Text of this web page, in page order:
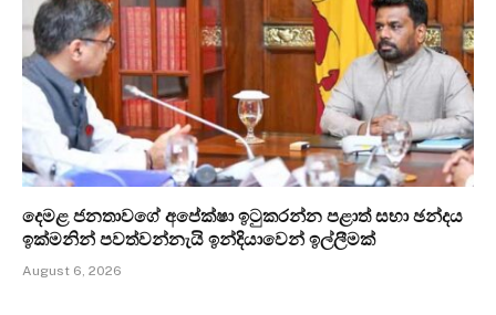
දෙමළ ජනතාවගේ අපේක්ෂා ඉටුකරන්න පළාත් සභා ඡන්දය
ඉක්මනින් පවත්වන්නැයි ඉන්දියාවෙන් ඉල්ලීමක්
August 6, 2026